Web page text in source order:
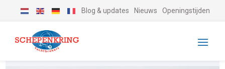
Blog & updates Nieuws Openingstijden